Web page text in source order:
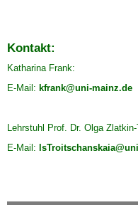
Kontakt:
Katharina Frank:
E-Mail: kfrank@uni-mainz.de
Lehrstuhl Prof. Dr. Olga
E-Mail: